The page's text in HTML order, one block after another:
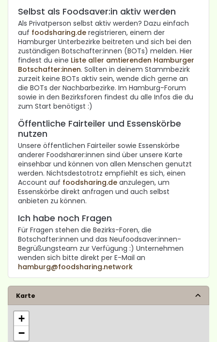
Selbst als Foodsaver:in aktiv werden
Als Privatperson selbst aktiv werden? Dazu einfach
auf foodsharing.de registrieren, einem der
Hamburger Unterbezirke beitreten und sich bei den
zuständigen Botschafter:innen (BOTs) melden. Hier
findest du eine Liste aller amtierenden Hamburger
Botschafter:innen. Sollten in deinem Stammbezirk
zurzeit keine BOTs aktiv sein, wende dich gerne an
die BOTs der Nachbarbezirke. Im Hamburg-Forum
sowie in den Bezirksforen findest du alle Infos die du
zum Start benötigst :)
Öffentliche Fairteiler und Essenskörbe
nutzen
Unsere öffentlichen Fairteiler sowie Essenskörbe
anderer Foodsharer:innen sind über unsere Karte
einsehbar und können von allen Menschen genutzt
werden. Nichtsdestotrotz empfiehlt es sich, einen
Account auf foodsharing.de anzulegen, um
Essenskörbe direkt anfragen und auch selbst
anbieten zu können.
Ich habe noch Fragen
Für Fragen stehen die Bezirks-Foren, die
Botschafter:innen und das Neufoodsaver:innen-
Begrüßungsteam zur Verfügung :) Unternehmen
wenden sich bitte direkt per E-Mail an
hamburg@foodsharing.network
Karte
+
−